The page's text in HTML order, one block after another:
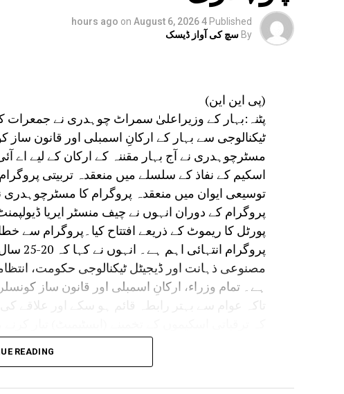
Published
4 hours ago
on August 6, 2026
By سچ کی آواز ڈیسک
(پی این این)
پٹنہ:بہار کے وزیراعلیٰ سمراٹ چوہدری نے جمعرات
ٹیکنالوجی سے بہار کے ارکانِ اسمبلی اور قانون
مسٹرچوہدری نے آج بہار مقننہ کے ارکان کے لیے اے
اسکیم کے نفاذ کے سلسلے میں منعقدہ تربیتی
توسیعی ایوان میں منعقدہ پروگرام کا
پروگرام کے دوران انہوں نے چیف منسٹر ایریا
پورٹل کا ریموٹ کے ذریعے افتتاح کیا۔پروگرام سے
مصنوعی ذہانت اور ڈیجیٹل ٹیکنالوجی حکومت،
ہے۔ تمام وزراء، ارکانِ اسمبلی اور قانون ساز
تاکہ عوام سے بہتر رابطہ قائم ہو سکے اور علاقے
بچت ہوئی۔ انہوں نے کہا کہ بچائی گئی رقم کا
READING